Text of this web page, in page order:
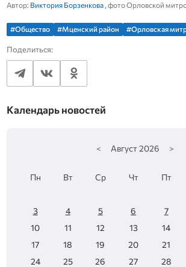
Автор: Виктория Борзенкова, фото Орловской
#Общество #Мценский район #Орловская
Поделиться:
Календарь новостей
< Август 2026 >
Пн Вт Ср Чт Пт
3
4 5 6 7
10
11 12 13 14
17
18 19 20 21
24
25 26 27 28